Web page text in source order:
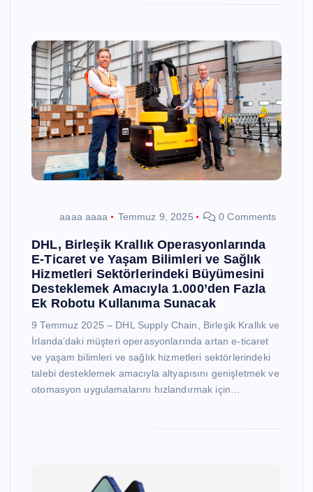
aaaa aaaa Temmuz 9, 2025 0 Comments
DHL, Birleşik Krallık Operasyonlarında
E-Ticaret ve Yaşam Bilimleri ve Sağlık
Hizmetleri Sektörlerindeki Büyümesini
Desteklemek Amacıyla 1.000’den Fazla
Ek Robotu Kullanıma Sunacak
9 Temmuz 2025 – DHL Supply Chain, Birleşik Krallık ve
İrlanda’daki müşteri operasyonlarında artan e-ticaret
ve yaşam bilimleri ve sağlık hizmetleri sektörlerindeki
talebi desteklemek amacıyla altyapısını genişletmek ve
otomasyon uygulamalarını hızlandırmak için…